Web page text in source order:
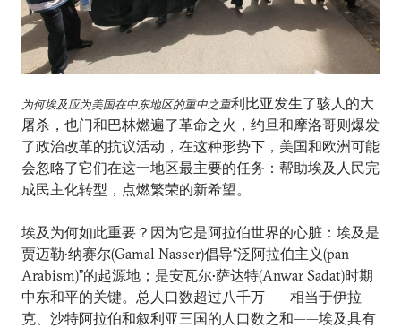
为何埃及应为美国在中东地区的重中之重利比亚发生了骇人的大
屠杀，也门和巴林燃遍了革命之火，约旦和摩洛哥则爆发
了政治改革的抗议活动，在这种形势下，美国和欧洲可能
会忽略了它们在这一地区最主要的任务：帮助埃及人民完
成民主化转型，点燃繁荣的新希望。
埃及为何如此重要？因为它是阿拉伯世界的心脏：埃及是
贾迈勒•纳赛尔(Gamal Nasser)倡导“泛阿拉伯主义(pan-
Arabism)”的起源地；是安瓦尔•萨达特(Anwar Sadat)时期
中东和平的关键。总人口数超过八千万——相当于伊拉
克、沙特阿拉伯和叙利亚三国的人口数之和——埃及具有